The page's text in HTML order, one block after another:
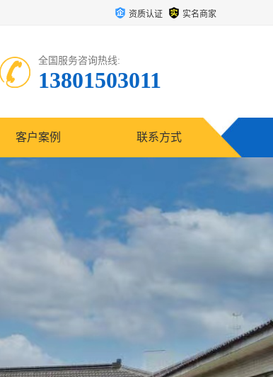
资质认证 实名商家
全国服务咨询热线:
13801503011
客户案例 联系方式